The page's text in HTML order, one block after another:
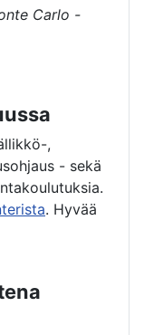
Carlo -
,
- sekä
. Hyvää